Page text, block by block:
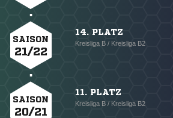
SAISON
21/22
14. PLATZ
Kreisliga B / Kreisliga B2
SAISON
20/21
11. PLATZ
Kreisliga B / Kreisliga B2